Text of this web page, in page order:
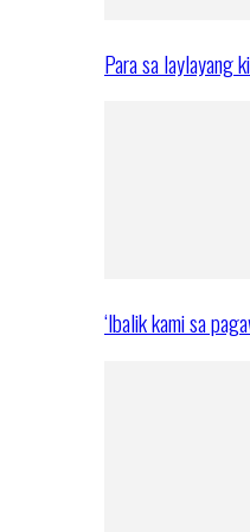
Para sa laylayang
‘Ibalik kami sa